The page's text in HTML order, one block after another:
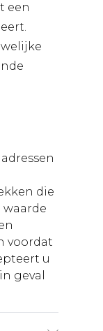
een
die
voordat
u
geval